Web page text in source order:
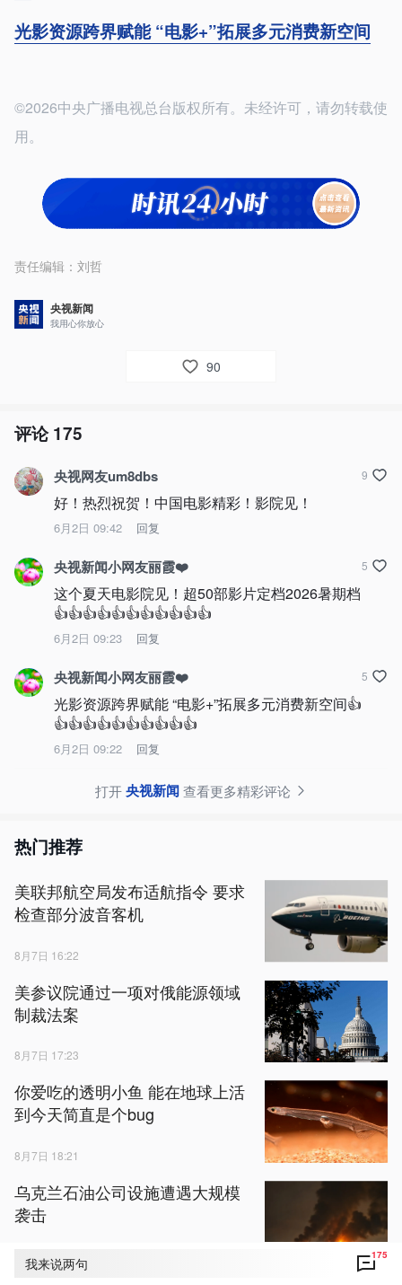
光影资源跨界赋能 “电影+”拓展多元消费新空间
©2026中央广播电视总台版权所有。未经许可，请勿转载使
用。
责任编辑： 刘哲
央视新闻
我用心你放心
90
评论175
央视网友um8dbs
好！热烈祝贺！中国电影精彩！影院见！
6月2日 09:42 回复
9
央视新闻小网友丽霞❤️
这个夏天电影院见！超50部影片定档2026暑期档
👍👍👍👍👍👍👍👍👍👍👍
6月2日 09:23 回复
5
央视新闻小网友丽霞❤️
光影资源跨界赋能 “电影+”拓展多元消费新空间👍
👍👍👍👍👍👍👍👍👍👍
6月2日 09:22 回复
5
打开央视新闻查看更多精彩评论
我来说两句 175
热门推荐
美联邦航空局发布适航指令 要求
检查部分波音客机
8月7日 16:22
美参议院通过一项对俄能源领域
制裁法案
8月7日 17:23
你爱吃的透明小鱼 能在地球上活
到今天简直是个bug
8月7日 18:21
乌克兰石油公司设施遭遇大规模
袭击
8月7日 15:32